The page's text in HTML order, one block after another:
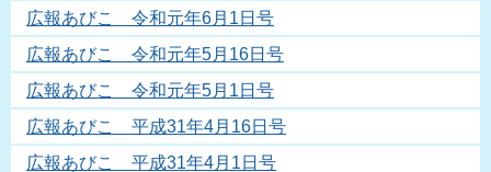
広報あびこ 令和元年6月1日号
広報あびこ 令和元年5月16日号
広報あびこ 令和元年5月1日号
広報あびこ 平成31年4月16日号
広報あびこ 平成31年4月1日号